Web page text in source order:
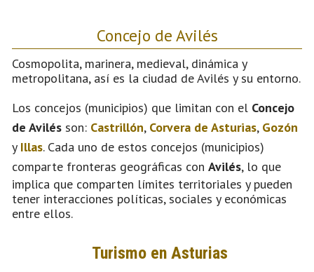
Concejo de Avilés
Cosmopolita, marinera, medieval, dinámica y
metropolitana, así es la ciudad de Avilés y su entorno.
Los concejos (municipios) que limitan con el Concejo
de Avilés son: Castrillón, Corvera de Asturias, Gozón
y Illas. Cada uno de estos concejos (municipios)
comparte fronteras geográficas con Avilés, lo que
implica que comparten límites territoriales y pueden
tener interacciones políticas, sociales y económicas
entre ellos.